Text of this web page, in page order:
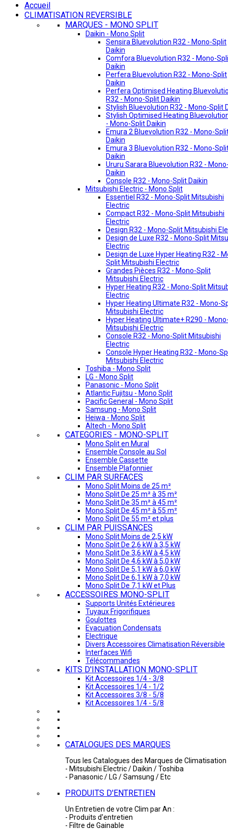
Accueil
CLIMATISATION REVERSIBLE
MARQUES - MONO SPLIT
Daikin - Mono Split
Sensira Bluevolution R32 - Mono-Split
Daikin
Comfora Bluevolution R32 - Mono-
Daikin
Perfera Bluevolution R32 - Mono-Split
Daikin
Perfera Optimised Heating
R32 - Mono-Split Daikin
Stylish Bluevolution R32 - Mono-Split
Stylish Optimised Heating
- Mono-Split Daikin
Emura 2 Bluevolution R32 - Mono-
Daikin
Emura 3 Bluevolution R32 - Mono-
Daikin
Ururu Sarara Bluevolution R32 -
Daikin
Console R32 - Mono-Split Daikin
Mitsubishi Electric - Mono Split
Essentiel R32 - Mono-Split Mitsubishi
Electric
Compact R32 - Mono-Split Mitsubishi
Electric
Design R32 - Mono-Split Mitsubishi
Design de Luxe R32 - Mono-Split
Electric
Design de Luxe Hyper Heating R32 -
Split Mitsubishi Electric
Grandes Pièces R32 - Mono-Split
Mitsubishi Electric
Hyper Heating R32 - Mono-Split
Electric
Hyper Heating Ultimate R32 - Mono-
Mitsubishi Electric
Hyper Heating Ultimate+ R290 -
Mitsubishi Electric
Console R32 - Mono-Split Mitsubishi
Electric
Console Hyper Heating R32 - Mono-
Mitsubishi Electric
Toshiba - Mono Split
LG - Mono Split
Panasonic - Mono Split
Atlantic Fujitsu - Mono Split
Pacific General - Mono Split
Samsung - Mono Split
Heiwa - Mono Split
Altech - Mono Split
CATEGORIES - MONO-SPLIT
Mono Split en Mural
Ensemble Console au Sol
Ensemble Cassette
Ensemble Plafonnier
CLIM PAR SURFACES
Mono Split Moins de 25 m²
Mono Split De 25 m² à 35 m²
Mono Split De 35 m² à 45 m²
Mono Split De 45 m² à 55 m²
Mono Split De 55 m² et plus
CLIM PAR PUISSANCES
Mono Split Moins de 2,5 kW
Mono Split De 2,6 kW à 3,5 kW
Mono Split De 3,6 kW à 4,5 kW
Mono Split De 4,6 kW à 5,0 kW
Mono Split De 5,1 kW à 6,0 kW
Mono Split De 6,1 kW à 7,0 kW
Mono Split De 7,1 kW et Plus
ACCESSOIRES MONO-SPLIT
Supports Unités Extérieures
Tuyaux Frigorifiques
Goulottes
Evacuation Condensats
Electrique
Divers Accessoires Climatisation Réversible
Interfaces Wifi
Télécommandes
KITS D'INSTALLATION MONO-SPLIT
Kit Accessoires 1/4 - 3/8
Kit Accessoires 1/4 - 1/2
Kit Accessoires 3/8 - 5/8
Kit Accessoires 1/4 - 5/8
CATALOGUES DES MARQUES
Tous les Catalogues des Marques de Climatisation
- Mitsubishi Electric / Daikin / Toshiba
- Panasonic / LG / Samsung / Etc
PRODUITS D'ENTRETIEN
Un Entretien de votre Clim par An :
- Produits d'entretien
- Filtre de Gainable